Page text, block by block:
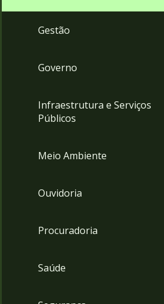
Gestão
Governo
Infraestrutura e Serviços
Públicos
Meio Ambiente
Ouvidoria
Procuradoria
Saúde